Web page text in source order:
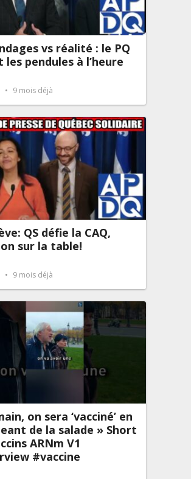
vs réalité : le PQ
les pendules à l’heure
9 mois déjà
QS défie la CAQ,
sur la table!
9 mois déjà
on sera ‘vacciné’ en
de la salade » Short
ARNm V1
#vaccine